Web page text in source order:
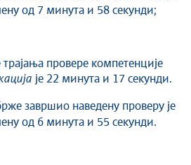
од 7 минута и 58 секунди;
трајања провере компетенције
је 22 минута и 17 секунди.
завршио наведену проверу је
од 6 минута и 55 секунди.